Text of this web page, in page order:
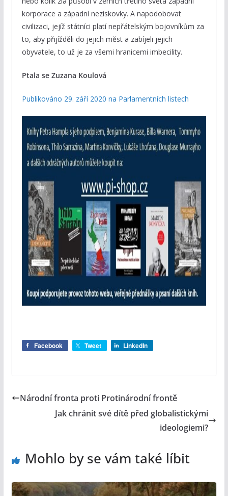
korporace a západní neziskovky. A napodobovat
civilizaci, jejíž státníci platí nepřátelským bojovníkům za
to, aby přijížděli do jejich měst a zabíjeli jejich
obyvatele, to už je za všemi hranicemi imbecility.
Ptala se Zuzana Koulová
Publikováno 29. září 2020 na Parlamentních listech
Facebook Tweet LinkedIn
Národní fronta proti Protinárodní frontě
Jak chránit své dítě před globalistickými
ideologiemi?
Mohlo by se vám také líbit